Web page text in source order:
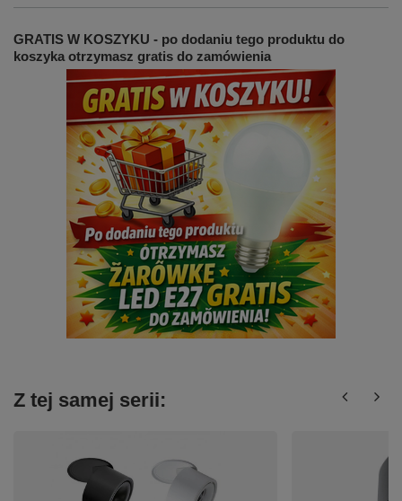
GRATIS W KOSZYKU - po dodaniu tego produktu do
koszyka otrzymasz gratis do zamówienia
Z tej samej serii: